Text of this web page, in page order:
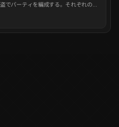
でパーティを編成する。それぞれの行
に決定される。この順序は、限られた
行う悪夢の門や心の海において非常に
されている順に行動し、これは速さに